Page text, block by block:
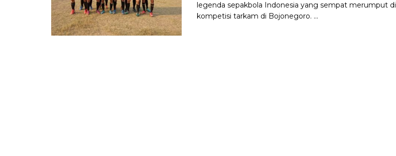
legenda sepakbola Indonesia yang sempat merumput di
kompetisi tarkam di Bojonegoro. ...